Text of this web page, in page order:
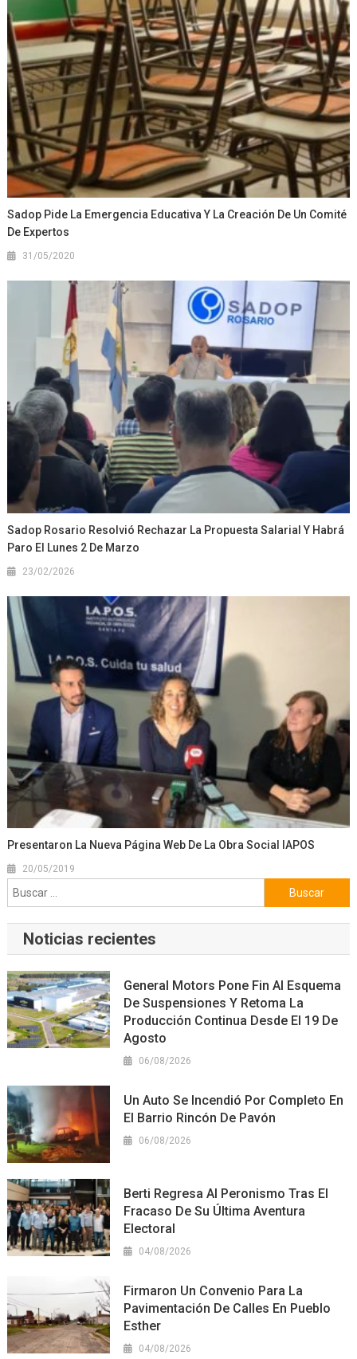
Sadop Pide La Emergencia Educativa Y La Creación De Un Comité
De Expertos
31/05/2020
Sadop Rosario Resolvió Rechazar La Propuesta Salarial Y Habrá
Paro El Lunes 2 De Marzo
23/02/2026
Presentaron La Nueva Página Web De La Obra Social IAPOS
20/05/2019
Buscar:
Noticias recientes
General Motors Pone Fin Al Esquema
De Suspensiones Y Retoma La
Producción Continua Desde El 19 De
Agosto
06/08/2026
Un Auto Se Incendió Por Completo En
El Barrio Rincón De Pavón
06/08/2026
Berti Regresa Al Peronismo Tras El
Fracaso De Su Última Aventura
Electoral
04/08/2026
Firmaron Un Convenio Para La
Pavimentación De Calles En Pueblo
Esther
04/08/2026